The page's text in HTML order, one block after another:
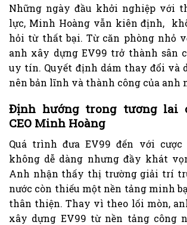
Những ngày đầu khởi nghiệp với
lực, Minh Hoàng vẫn kiên định,
hỏi từ thất bại. Từ căn phòng nhỏ
anh xây dựng EV99 trở thành sân
uy tín. Quyết định dám thay đổi và
nên bản lĩnh và thành công của anh
Định hướng trong tương lai
CEO Minh Hoàng
Quá trình đưa EV99 đến với
không dễ dàng nhưng đầy khát
Anh nhận thấy thị trường giải trí
nước còn thiếu một nền tảng minh
thân thiện. Thay vì theo lối mòn,
xây dựng EV99 từ nền tảng công